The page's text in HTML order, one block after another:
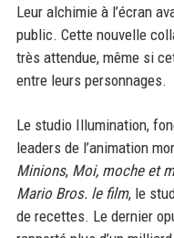
Leur alchimie à l’écran
public. Cette nouvelle
très attendue, même si
entre leurs personnages.
Le studio Illumination,
leaders de l’animation
Minions, Moi, moche et
Mario Bros. le film, le
de recettes. Le dernier